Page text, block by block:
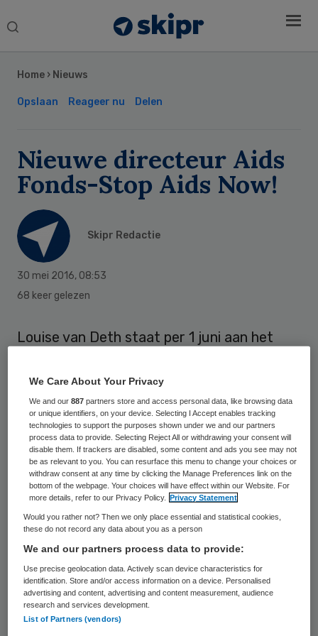
Search
Home › Nieuws
Opslaan Reageer nu Delen
Nieuwe directeur Aids
Fonds-Stop Aids Now!
Skipr Redactie
30 mei 2016, 08:53
68 keer gelezen
Louise van Deth staat per 1 juni aan het
Aids Nederland. De nieuwe directeur is
unaniem gekozen door de raad van toezicht
van de stichting. De drie organisaties zijn al
eerder samengebracht in één stichting.
Raadsvoorzitter Femke Halsema: “Met
Louise van Deth als directeur heeft de raad
van toezicht er het volste vertrouwen in
dat de organisatie haar leidende rol blijft
spelen in de aidsbestrijding. Samen met
Louise en de staf hopen wij een volgende
belangrijke stap te kunnen zetten in het
terugdringen van hiv-infecties in Nederland
Sidebar
We Care About Your Privacy
We and our887 partners store and access personal data, like browsing data
or unique identifiers, on your device. Selecting I Accept enables tracking
technologies to support the purposes shown under we and our partners
process data to provide. Selecting Reject All or withdrawing your consent will
disable them. If trackers are disabled, some content and ads you see may not
be as relevant to you. You can resurface this menu to change your choices or
withdraw consent at any time by clicking the Manage Preferences link on the
bottom of the webpage. Your choices will have effect within our Website. For
more details, refer to our Privacy Policy.
Privacy Statement
Would you rather not? Then we only place essential and statistical cookies,
these do not record any data about you as a person
We and our partners process data to provide:
Use precise geolocation data. Actively scan device characteristics for
identification. Store and/or access information on a device. Personalised
advertising and content, advertising and content measurement, audience
research and services development.
List of Partners (vendors)